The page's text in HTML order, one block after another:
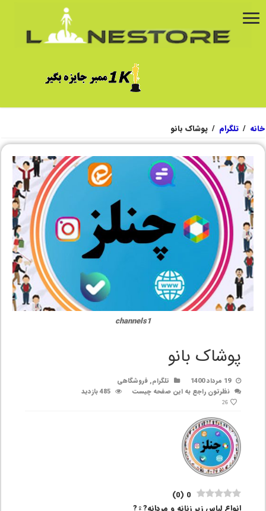
خانه / تلگرام / پوشاک بانو
channels1
پوشاک بانو
19 مرداد 1400 تلگرام,فروشگاهی
نظرتون راجع به این صفحه چیست
485 بازدید
26
0
(
0
)
انواع لباس زیر زنانه و مردانه?‍♀️?